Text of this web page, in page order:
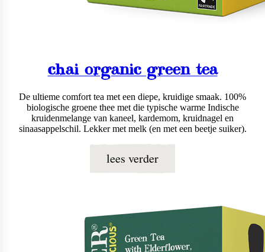
chai organic green tea
De ultieme comfort tea met een diepe, kruidige smaak. 100%
biologische groene thee met die typische warme Indische
kruidenmelange van kaneel, kardemom, kruidnagel en
sinaasappelschil. Lekker met melk (en met een beetje suiker).
lees verder